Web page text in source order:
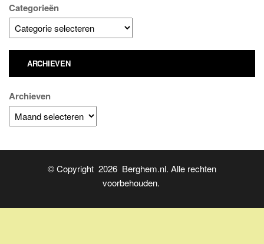
Categorieën
ARCHIEVEN
Archieven
© Copyright 2026 Berghem.nl. Alle rechten
voorbehouden.